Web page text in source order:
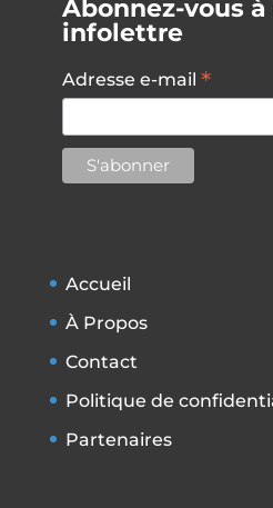
Abonnez-vous
infolettre
Adresse e-mail *
Accueil
À Propos
Contact
Politique de
Partenaires